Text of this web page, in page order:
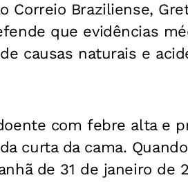
Correio Braziliense,
que evidências
causas naturais e
com febre alta e
curta da cama.
de 31 de janeiro de